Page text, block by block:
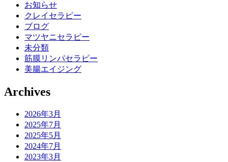
お知らせ
クレイセラピー
ブログ
マツヤニセラピー
未分類
筋膜リンパセラピー
美腸エイジング
Archives
2026年3月
2025年7月
2025年5月
2024年7月
2023年3月